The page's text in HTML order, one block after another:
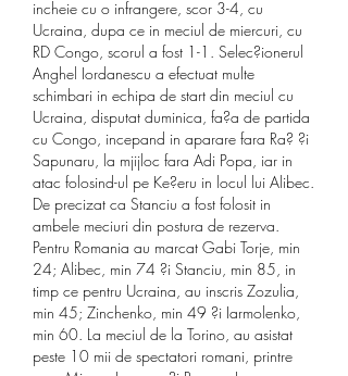
incheie cu o infrangere, scor 3-4, cu
Ucraina, dupa ce in meciul de miercuri, cu
RD Congo, scorul a fost 1-1. Selec?ionerul
Anghel Iordanescu a efectuat multe
schimbari in echipa de start din meciul cu
Ucraina, disputat duminica, fa?a de partida
cu Congo, incepand in aparare fara Ra? ?i
Sapunaru, la mjijloc fara Adi Popa, iar in
atac folosind-ul pe Ke?eru in locul lui Alibec.
De precizat ca Stanciu a fost folosit in
ambele meciuri din postura de rezerva.
Pentru Romania au marcat Gabi Torje, min
24; Alibec, min 74 ?i Stanciu, min 85, in
timp ce pentru Ucraina, au inscris Zozulia,
min 45; Zinchenko, min 49 ?i Iarmolenko,
min 60. La meciul de la Torino, au asistat
peste 10 mii de spectatori romani, printre